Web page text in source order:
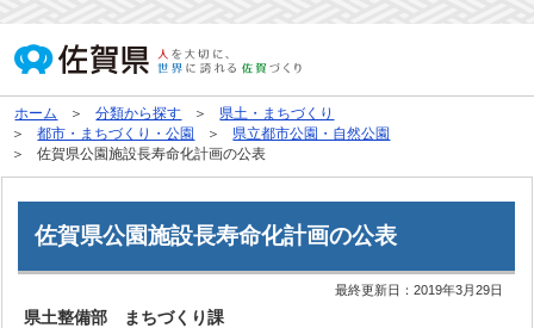
ホーム 分類から探す
県土・まちづくり
都市・まちづくり・公園
県立都市公園・自然公園
佐賀県公園施設長寿命化計画の公表
佐賀県公園施設長寿命化計画の公表
最終更新日：2019年3月29日
県土整備部 まちづくり課